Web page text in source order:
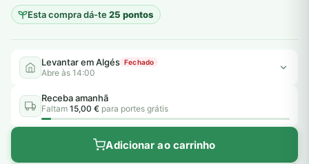
Esta compra dá-te25 pontos
Levantar em Algés Fechado
Abre às 14:00
Receba amanhã
Faltam 15,00 € para portes grátis
Adicionar ao carrinho